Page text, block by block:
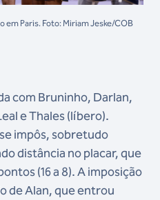
em Paris. Foto: Miriam Jeske/COB
com Bruninho, Darlan,
e Thales (líbero).
impôs, sobretudo
distância no placar, que
(16 a 8). A imposição
de Alan, que entrou